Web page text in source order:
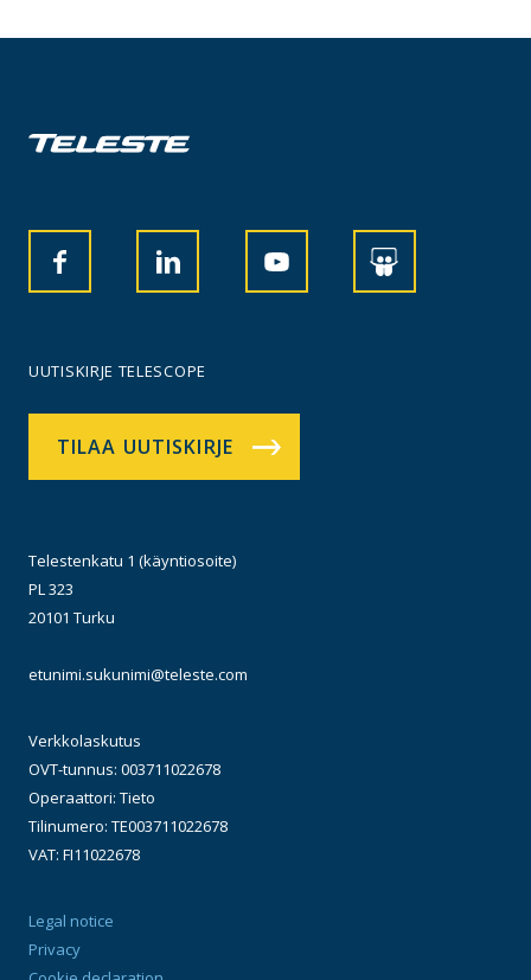
UUTISKIRJE TELESCOPE
TILAA UUTISKIRJE
Telestenkatu 1 (käyntiosoite)
PL 323
20101 Turku
etunimi.sukunimi@teleste.com
Verkkolaskutus
OVT-tunnus: 003711022678
Operaattori: Tieto
Tilinumero: TE003711022678
VAT: FI11022678
Legal notice
Privacy